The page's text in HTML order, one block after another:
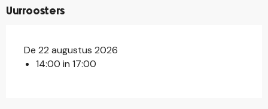
Uurroosters
De 22 augustus 2026
14:00 in 17:00